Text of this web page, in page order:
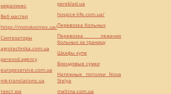
миралинкс
Веб мастер
https://motokosmos.ua/
Синтезаторы
agrotechnika.com.ua
perevod.agency
europeservice.com.ua
mk-translations.ua
текст юа
pereklad.ua
hospice-life.com.ua/
Перевозка больных
Перевозка лежачих
больных за границу
Шкафы купе
Брендовые сумки
Натяжные потолки Nova
Stelya
maltina.com.ua